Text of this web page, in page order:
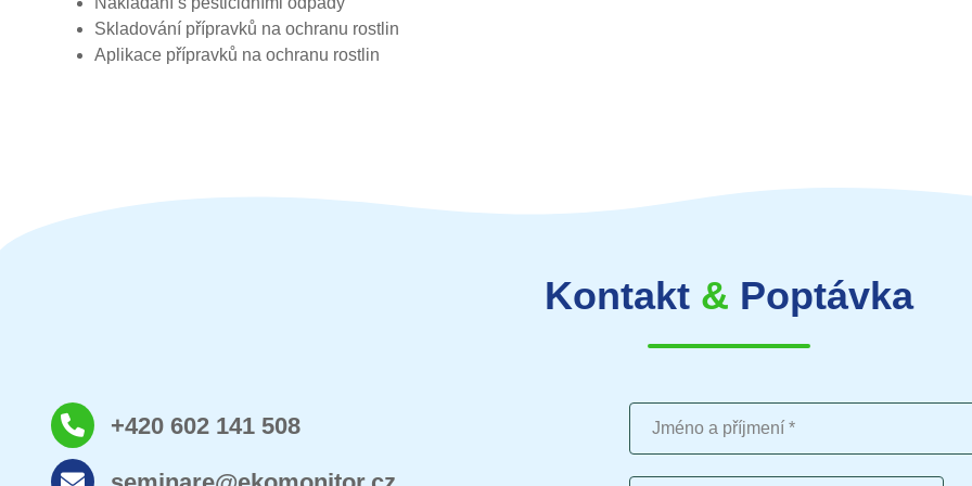
Skladování přípravků na ochranu rostlin
Aplikace přípravků na ochranu rostlin
Kontakt & Poptávka
+420 602 141 508
Jméno a příjmení